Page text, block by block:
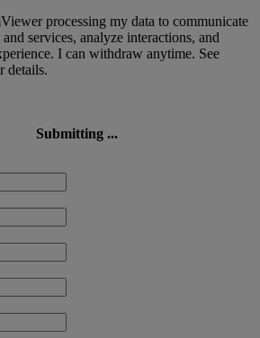
processing my data to communicate
services, analyze interactions, and
I can withdraw anytime. See
details.
Submitting ...